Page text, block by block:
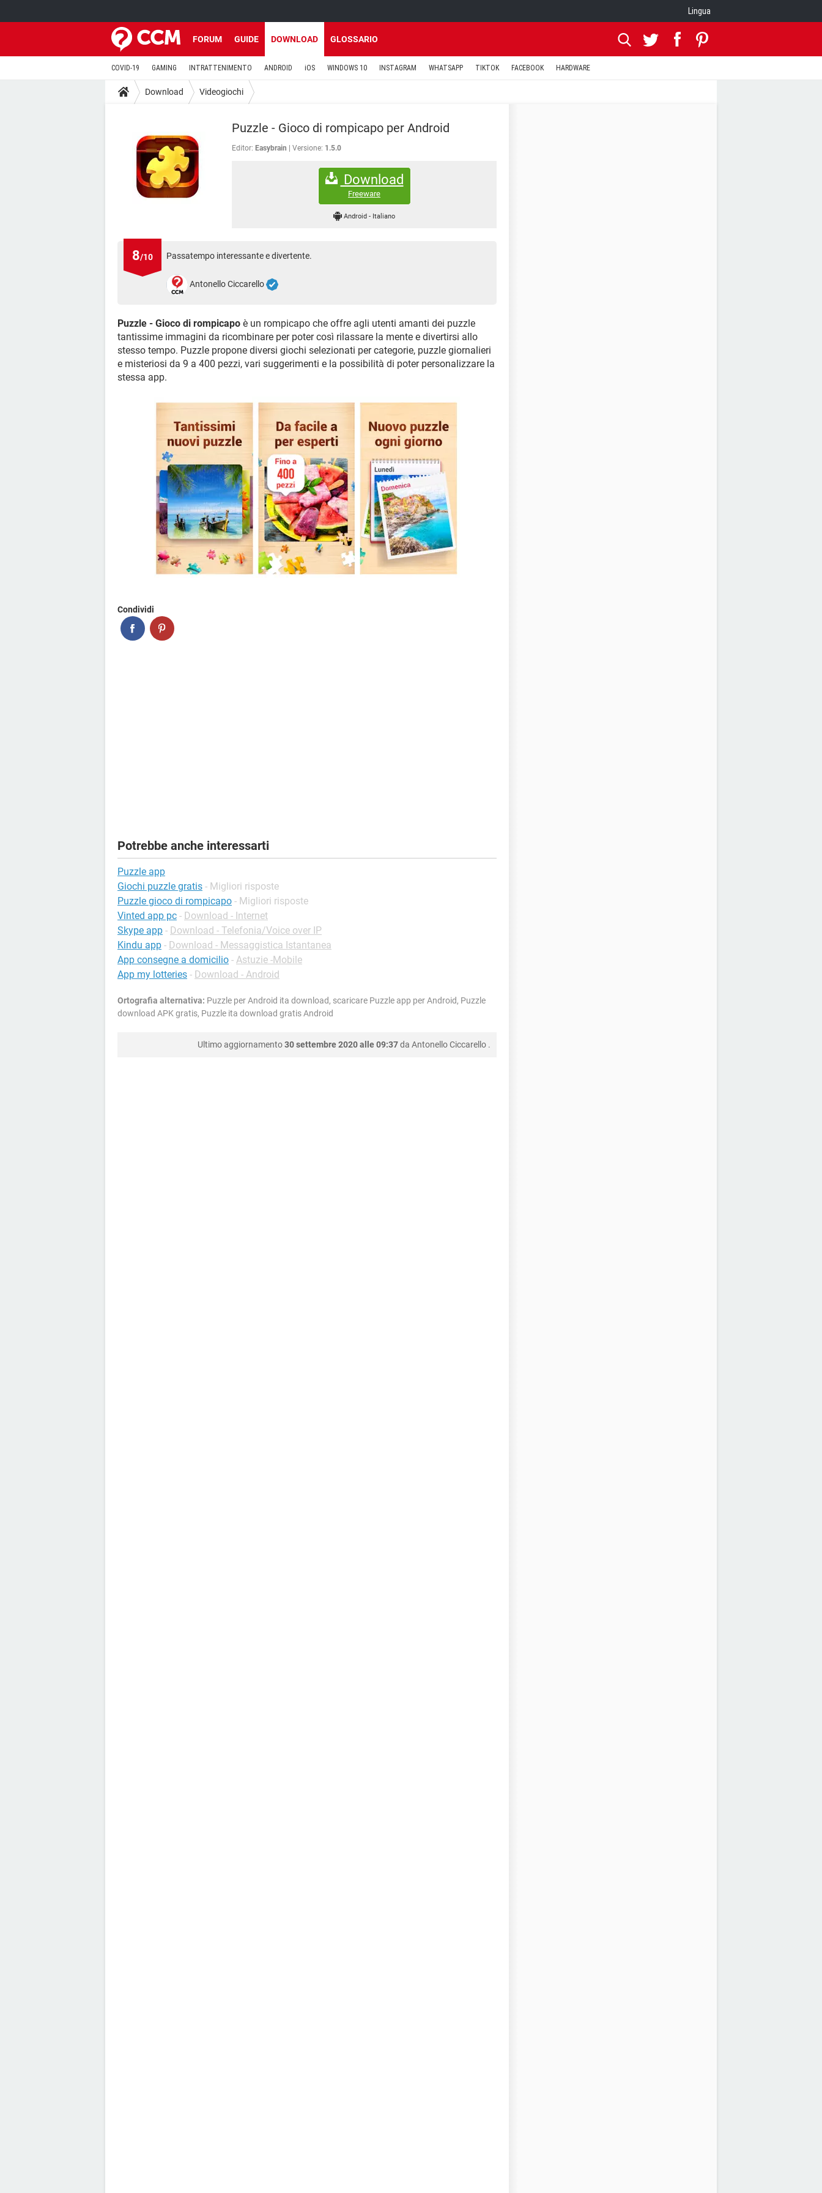
Lingua
FORUM GUIDE DOWNLOAD GLOSSARIO
COVID-19 GAMING INTRATTENIMENTO ANDROID iOS WINDOWS 10 INSTAGRAM WHATSAPP TIKTOK FACEBOOK HARDWARE
Download Videogiochi
Puzzle - Gioco di rompicapo per Android
Editor: Easybrain Versione: 1.5.0
Download
Freeware
Android- Italiano
8/10 Passatempo interessante e divertente.
Antonello Ciccarello
Puzzle - Gioco di rompicapo è un rompicapo che offre agli utenti amanti dei puzzle
tantissime immagini da ricombinare per poter così rilassare la mente e divertirsi allo
stesso tempo. Puzzle propone diversi giochi selezionati per categorie, puzzle giornalieri
e misteriosi da 9 a 400 pezzi, vari suggerimenti e la possibilità di poter personalizzare la
stessa app.
Condividi
Potrebbe anche interessarti
Puzzle app
Giochi puzzle gratis - Migliori risposte
Puzzle gioco di rompicapo - Migliori risposte
Vinted app pc - Download - Internet
Skype app - Download - Telefonia/Voice over IP
Kindu app - Download - Messaggistica Istantanea
App consegne a domicilio - Astuzie -Mobile
App my lotteries - Download - Android
Ortografia alternativa: Puzzle per Android ita download, scaricare Puzzle app per Android, Puzzle
download APK gratis, Puzzle ita download gratis Android
Ultimo aggiornamento30 settembre 2020 alle 09:37da Antonello Ciccarello .